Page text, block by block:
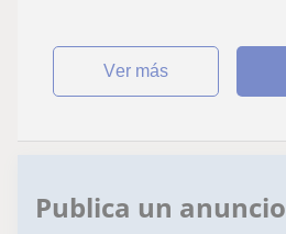
ver más
Publica un anuncio